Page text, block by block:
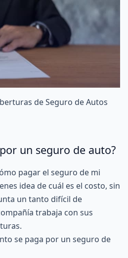
de Seguro de Autos
un seguro de auto?
pagar el seguro de mi
idea de cuál es el costo, sin
un tanto difícil de
trabaja con sus
se paga por un seguro de